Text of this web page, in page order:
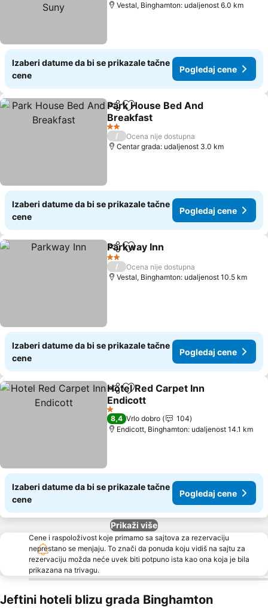
Vestal, Binghamton: udaljenost 6.0 km
Izaberi datume da bi se prikazale tačne
cene
Pogledaj cene
Deli Dodati u favorite
Park House Bed And
Breakfast
2 Zvezdice
/
Ocena nije dostupna
Centar grada: udaljenost 3.0 km
Izaberi datume da bi se prikazale tačne
cene
Pogledaj cene
Deli Dodati u favorite
Parkway Inn
2 Zvezdice
/
Ocena nije dostupna
Vestal, Binghamton: udaljenost 10.5 km
Izaberi datume da bi se prikazale tačne
cene
Pogledaj cene
Deli Dodati u favorite
Hotel Red Carpet Inn
Endicott
1 Zvezdice
8,4 Vrlo dobro
104
Endicott, Binghamton: udaljenost 14.1 km
Izaberi datume da bi se prikazale tačne
cene
Pogledaj cene
Prikaži više
Cene i raspoloživost koje primamo sa sajtova za rezervaciju
neprestano se menjaju. To znači da ponuda koju vidiš na sajtu za
rezervaciju možda neće uvek biti potpuno ista kao ona koja je bila
prikazana na trivagu.
Jeftini hoteli blizu grada Binghamton